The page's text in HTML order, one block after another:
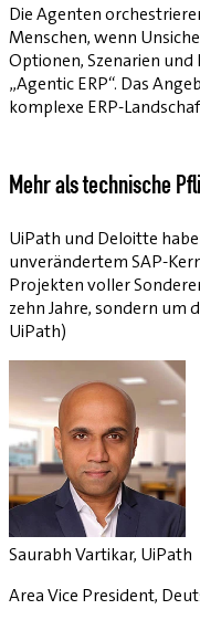
Die Agenten
Menschen, wenn
Optionen, Szenarien
„Agentic ERP“. Das
komplexe
Mehr als technische
UiPath und Deloitte
unverändertem SAP-
Projekten voller
zehn Jahre, sondern um
UiPath)
Saurabh Vartikar, UiPath
Area Vice President,